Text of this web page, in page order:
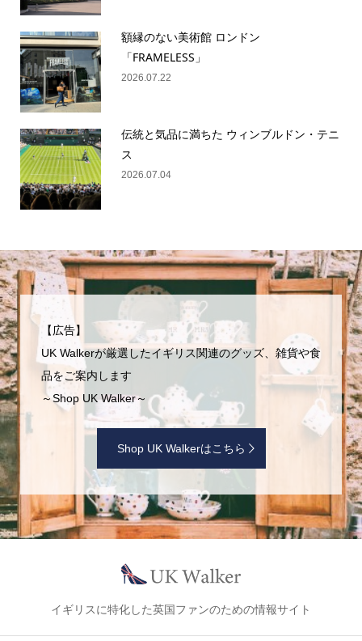
額縁のない美術館 ロンドン
「FRAMELESS」
2026.07.22
伝統と気品に満ちた ウィンブルドン・テニ
ス
2026.07.04
【広告】
UK Walkerが厳選したイギリス関連のグッズ、雑貨や食
品をご案内します
～Shop UK Walker～
Shop UK Walkerはこちら
イギリスに特化した英国ファンのための情報サイト